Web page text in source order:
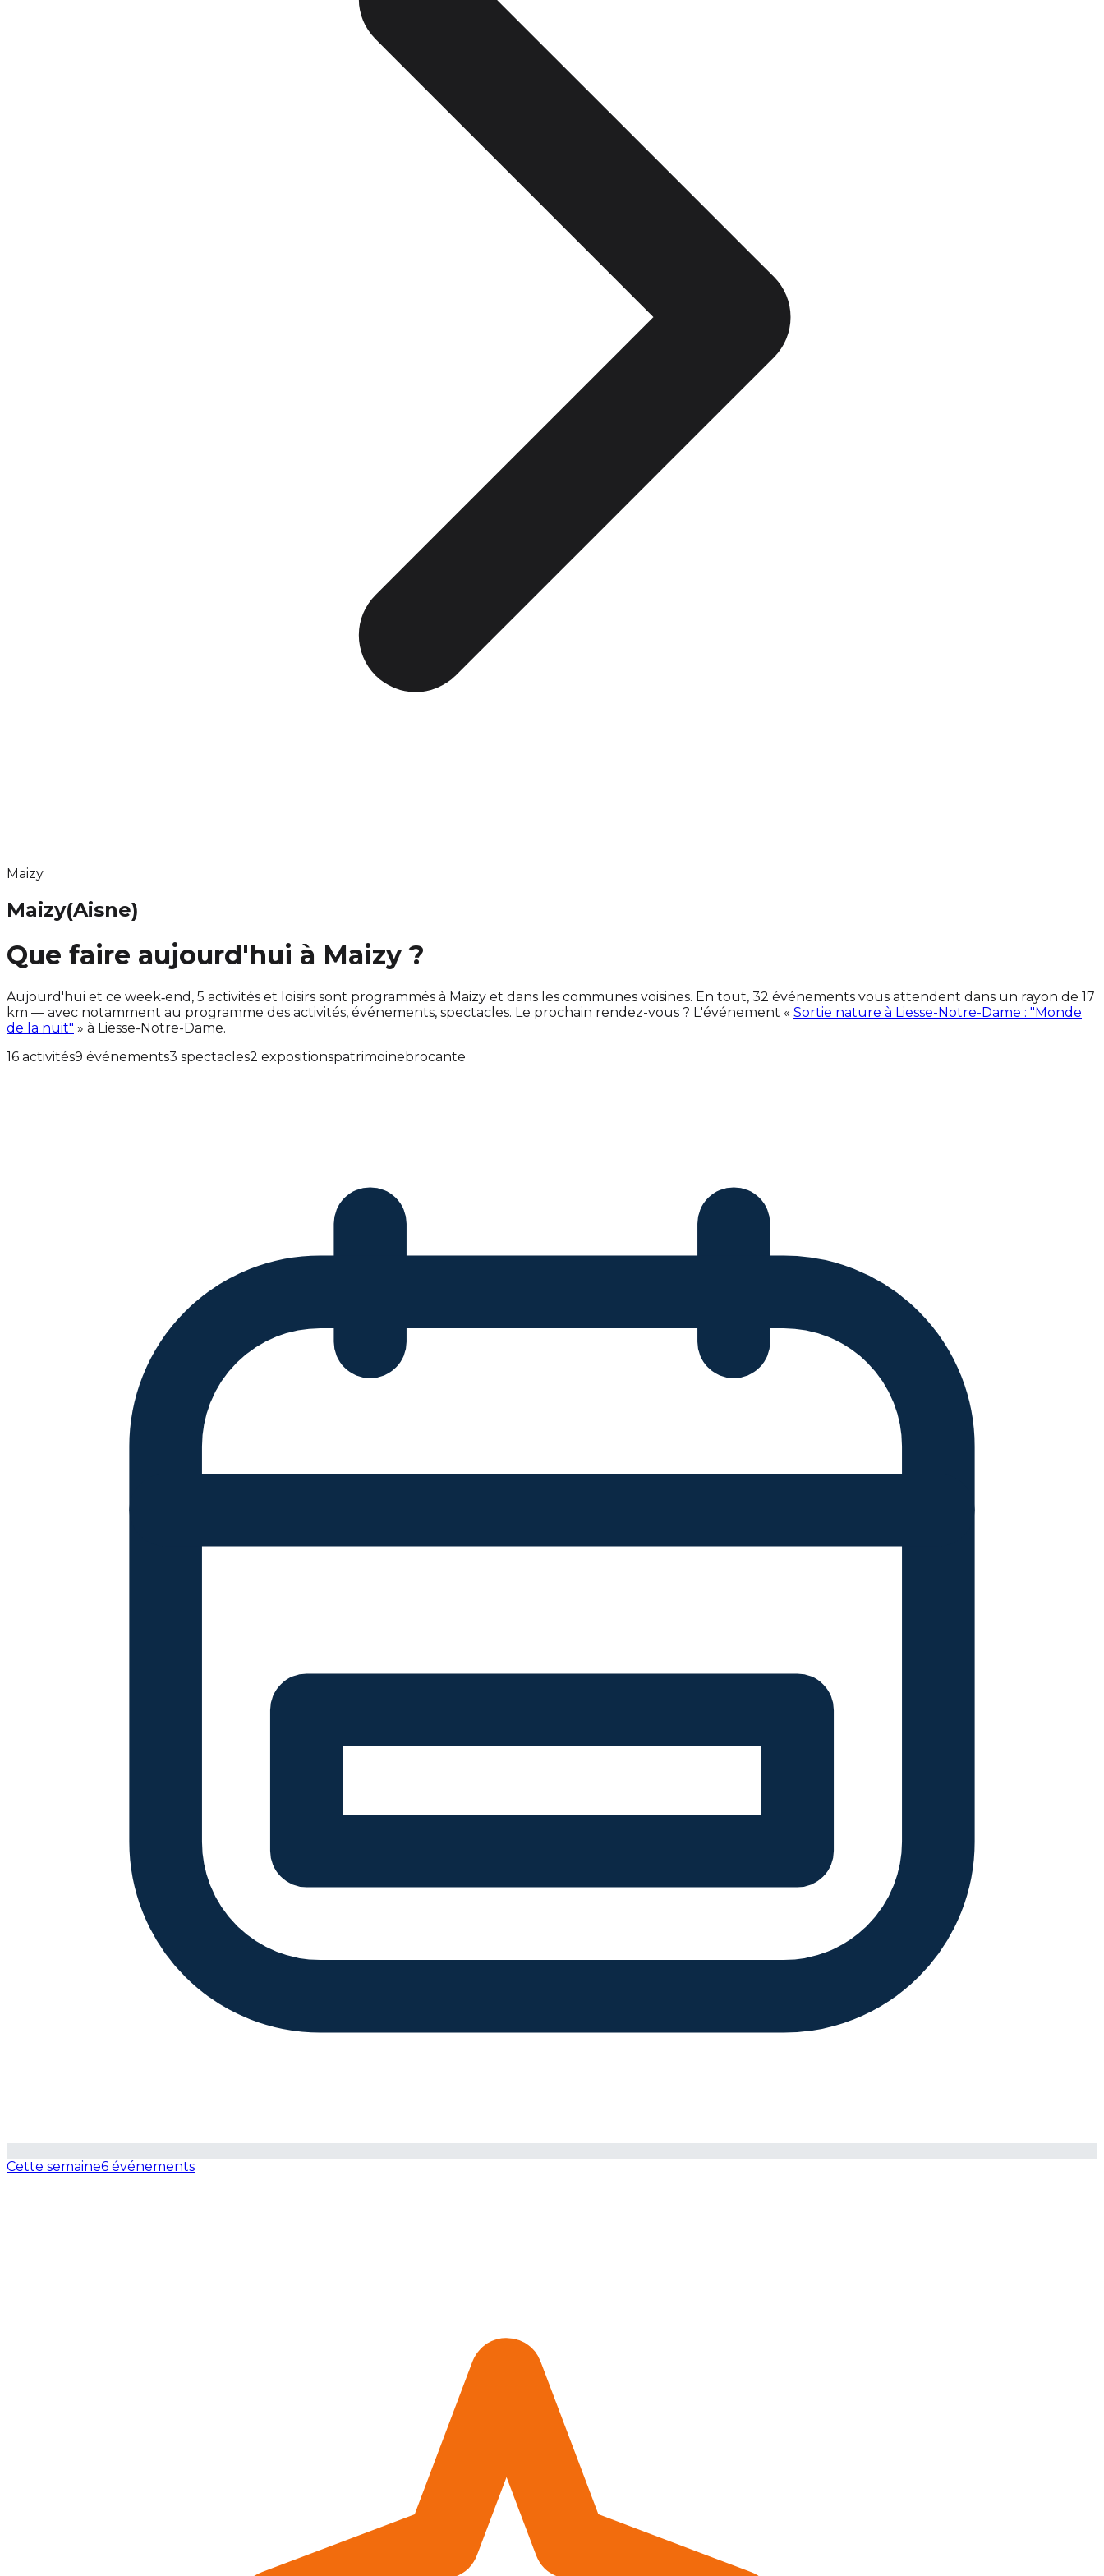
Maizy
Maizy(Aisne)
Que faire aujourd'hui à Maizy ?
Aujourd'hui et ce week‑end, 5 activités et loisirs sont programmés à Maizy et dans les communes voisines. En tout, 32 événements vous attendent dans un rayon de 17
km — avec notamment au programme des activités, événements, spectacles. Le prochain rendez-vous ? L'événement « Sortie nature à Liesse-Notre-Dame : "Monde
de la nuit" » à Liesse-Notre-Dame.
16 activités9 événements3 spectacles2 expositionspatrimoinebrocante
Cette semaine6 événements